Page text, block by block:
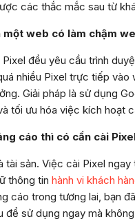
các thắc mắc sau từ
một web có làm chậm
đều yêu cầu trình
nhiều Pixel trực tiếp
Giải pháp là sử dụng
tối ưu hóa việc kích hoạt
cáo thì có cần cài
tài sản. Việc cài Pixel ngay
thông tin hành vi khách
cáo trong tương lai, bạn
để sử dụng ngay mà